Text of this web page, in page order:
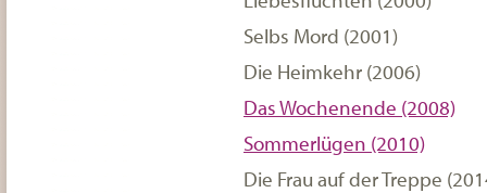
Selbs Mord (2001)
Die Heimkehr (2006)
Das Wochenende (2008)
Sommerlügen (2010)
Die Frau auf der Treppe